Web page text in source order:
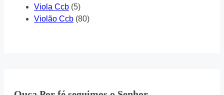
Viola Ccb (5)
Violão Ccb (80)